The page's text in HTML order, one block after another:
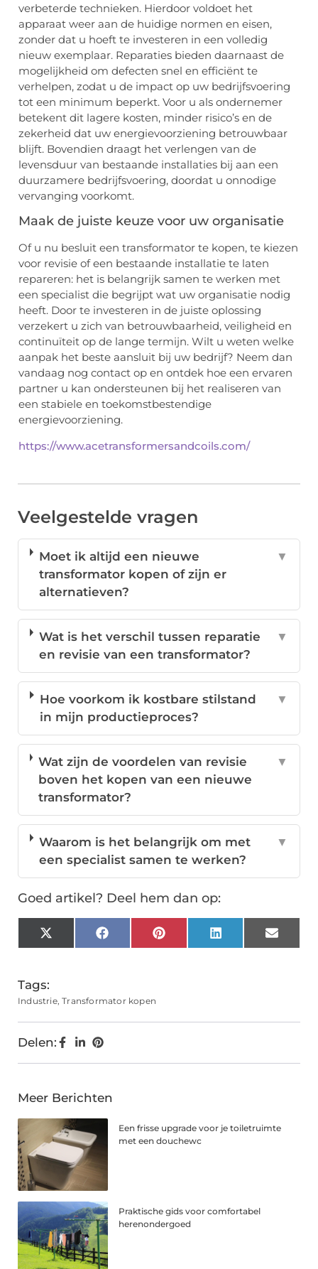
verbeterde technieken. Hierdoor voldoet het
apparaat weer aan de huidige normen en eisen,
zonder dat u hoeft te investeren in een volledig
nieuw exemplaar. Reparaties bieden daarnaast de
mogelijkheid om defecten snel en efficiënt te
verhelpen, zodat u de impact op uw bedrijfsvoering
tot een minimum beperkt. Voor u als ondernemer
betekent dit lagere kosten, minder risico’s en de
zekerheid dat uw energievoorziening betrouwbaar
blijft. Bovendien draagt het verlengen van de
levensduur van bestaande installaties bij aan een
duurzamere bedrijfsvoering, doordat u onnodige
vervanging voorkomt.
Maak de juiste keuze voor uw organisatie
Of u nu besluit een transformator te kopen, te kiezen
voor revisie of een bestaande installatie te laten
repareren: het is belangrijk samen te werken met
een specialist die begrijpt wat uw organisatie nodig
heeft. Door te investeren in de juiste oplossing
verzekert u zich van betrouwbaarheid, veiligheid en
continuïteit op de lange termijn. Wilt u weten welke
aanpak het beste aansluit bij uw bedrijf? Neem dan
vandaag nog contact op en ontdek hoe een ervaren
partner u kan ondersteunen bij het realiseren van
een stabiele en toekomstbestendige
energievoorziening.
https://www.acetransformersandcoils.com/
Veelgestelde vragen
Moet ik altijd een nieuwe
transformator kopen of zijn er
alternatieven?
▼
Wat is het verschil tussen reparatie
en revisie van een transformator?
▼
Hoe voorkom ik kostbare stilstand
in mijn productieproces?
▼
Wat zijn de voordelen van revisie
boven het kopen van een nieuwe
transformator?
▼
Waarom is het belangrijk om met
een specialist samen te werken?
▼
Goed artikel? Deel hem dan op:
X
(Twitter)
FacebookPinterestLinkedInEmail
Tags:
Industrie,Transformator kopen
Delen:
Meer Berichten
Een frisse upgrade voor je toiletruimte
met een douchewc
Praktische gids voor comfortabel
herenondergoed